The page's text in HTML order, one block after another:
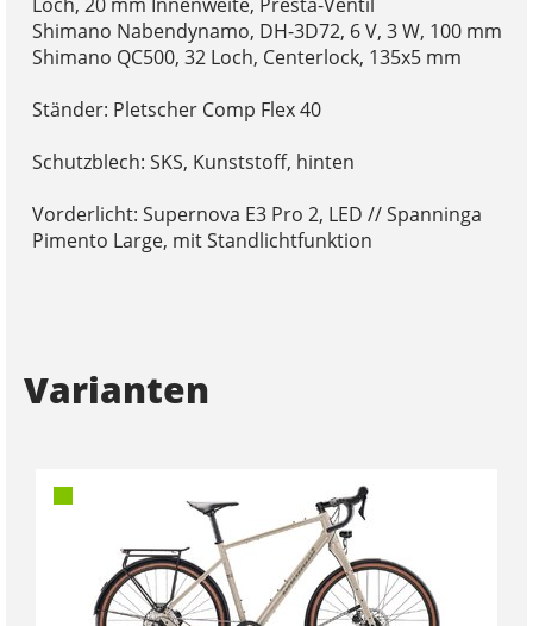
Shimano Nabendynamo, DH-3D72, 6 V, 3 W, 100 mm
Shimano QC500, 32 Loch, Centerlock, 135x5 mm
Ständer: Pletscher Comp Flex 40
Schutzblech: SKS, Kunststoff, hinten
Vorderlicht: Supernova E3 Pro 2, LED // Spanninga
Pimento Large, mit Standlichtfunktion
Varianten